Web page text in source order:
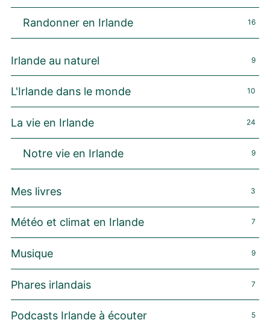
Randonner en Irlande 16
Irlande au naturel 9
L'Irlande dans le monde 10
La vie en Irlande 24
Notre vie en Irlande 9
Mes livres 3
Météo et climat en Irlande 7
Musique 9
Phares irlandais 7
Podcasts Irlande à écouter 5